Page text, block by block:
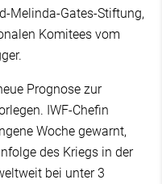
Melinda-Gates-Stiftung,
Komitees vom
Prognose zur
IWF-Chefin
Woche gewarnt,
des Kriegs in der
bei unter 3